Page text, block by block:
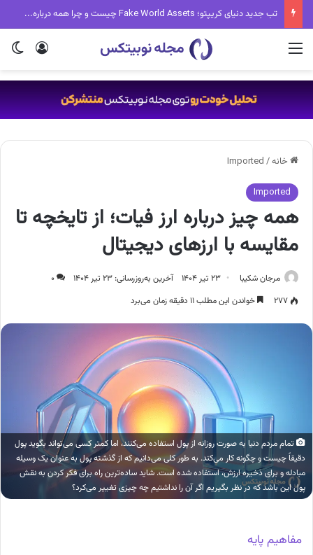
زنگ خطر برای بازار؟ ترامپ مدیا و Strategy میلیون‌ها دلار بیت کوین را جابه‌جا کردند
ورود منو
خانه/
Imported
Imported
همه چیز درباره ارز فیات؛ از تایخچه تا
مقایسه با ارزهای دیجیتال
مرجان شکیبا ۲۳ تیر ۱۴۰۴ آخرین به‌روزرسانی: ۲۳ تیر ۱۴۰۴
۰
۲۷۷
خواندن این مطلب ۱۱ دقیقه زمان می‌برد
تمام مردم دنیا به صورت روزانه از پول استفاده می‌‌کنند، اما کمتر کسی می‌تواند بگوید پول
دقیقاً چیست و چگونه کار می‌کند. به طور کلی می‌دانیم که از گذشته پول به عنوان یک وسیله
مبادله و برای ذخیره ارزش، استفاده شده است. شاید ساده‌ترین راه برای فکر کردن به نقش
پول این باشد که در نظر بگیریم اگر آن را نداشتیم چه چیزی تغییر می‌کرد؟
مفاهیم پایه